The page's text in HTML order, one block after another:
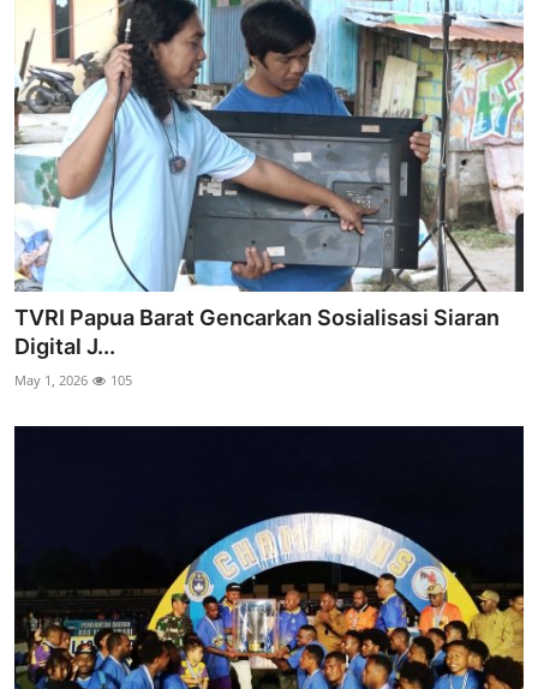
TVRI Papua Barat Gencarkan Sosialisasi Siaran
Digital J...
May 1, 2026 105